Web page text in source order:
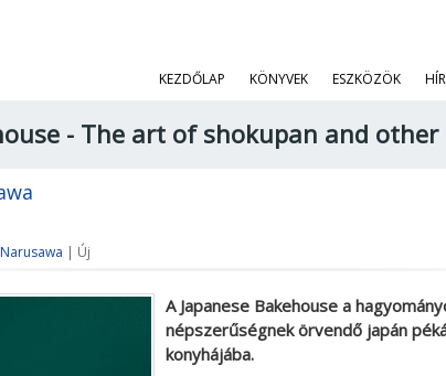
KEZDŐLAP KÖNYVEK ESZKÖZÖK
- The art of shokupan and other
| Új
A Japanese Bakehouse a
népszerűségnek örvendő japán
konyhájába.